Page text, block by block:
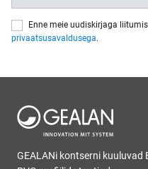
Enne meie uudiskirjaga
privaatsusavaldusega.
GEALANi kontserni kuuluvad